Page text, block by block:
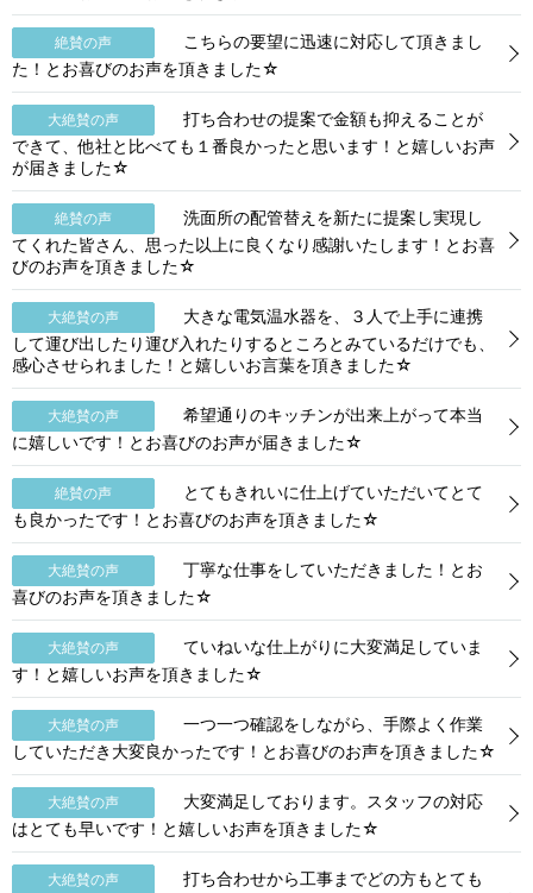
絶賛の声
こちらの要望に迅速に対応して頂きまし
た！とお喜びのお声を頂きました☆
大絶賛の声
打ち合わせの提案で金額も抑えることが
できて、他社と比べても１番良かったと思います！と嬉しいお声
が届きました☆
絶賛の声
洗面所の配管替えを新たに提案し実現し
てくれた皆さん、思った以上に良くなり感謝いたします！とお喜
びのお声を頂きました☆
大絶賛の声
大きな電気温水器を、３人で上手に連携
して運び出したり運び入れたりするところとみているだけでも、
感心させられました！と嬉しいお言葉を頂きました☆
大絶賛の声
希望通りのキッチンが出来上がって本当
に嬉しいです！とお喜びのお声が届きました☆
絶賛の声
とてもきれいに仕上げていただいてとて
も良かったです！とお喜びのお声を頂きました☆
大絶賛の声
丁寧な仕事をしていただきました！とお
喜びのお声を頂きました☆
大絶賛の声
ていねいな仕上がりに大変満足していま
す！と嬉しいお声を頂きました☆
大絶賛の声
一つ一つ確認をしながら、手際よく作業
していただき大変良かったです！とお喜びのお声を頂きました☆
大絶賛の声
大変満足しております。スタッフの対応
はとても早いです！と嬉しいお声を頂きました☆
大絶賛の声
打ち合わせから工事までどの方もとても